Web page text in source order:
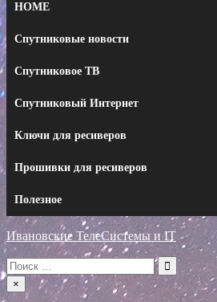
HOME
Спутниковые новости
Спутниковое ТВ
Спутниковый Интернет
Ключи для ресиверов
Прошивки для ресиверов
Полезное
Ивановские ТелеСистемы и IT
Искать:
×